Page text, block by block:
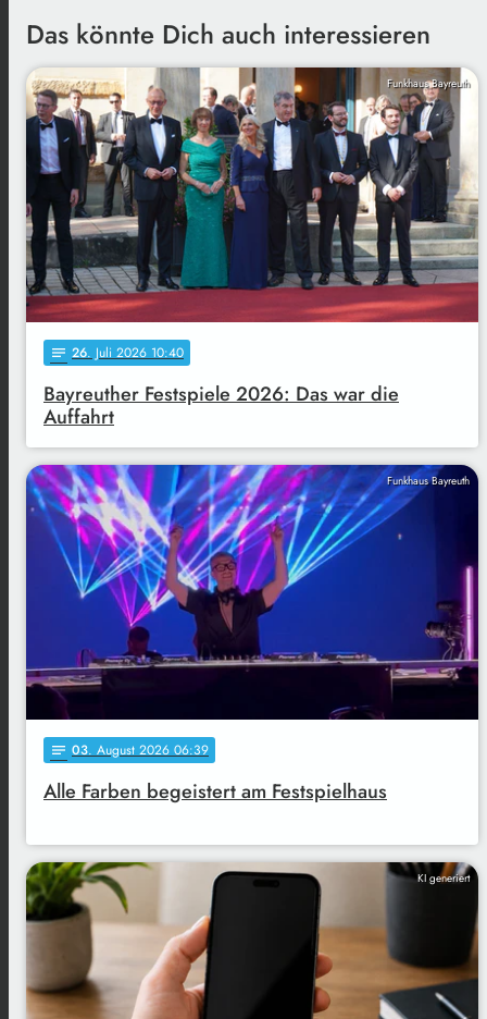
Das könnte Dich auch interessieren
Funkhaus Bayreuth
notes 26. Juli 2026 10:40
Bayreuther Festspiele 2026: Das war die
Auffahrt
Funkhaus Bayreuth
notes 03. August 2026 06:39
Alle Farben begeistert am Festspielhaus
KI generiert